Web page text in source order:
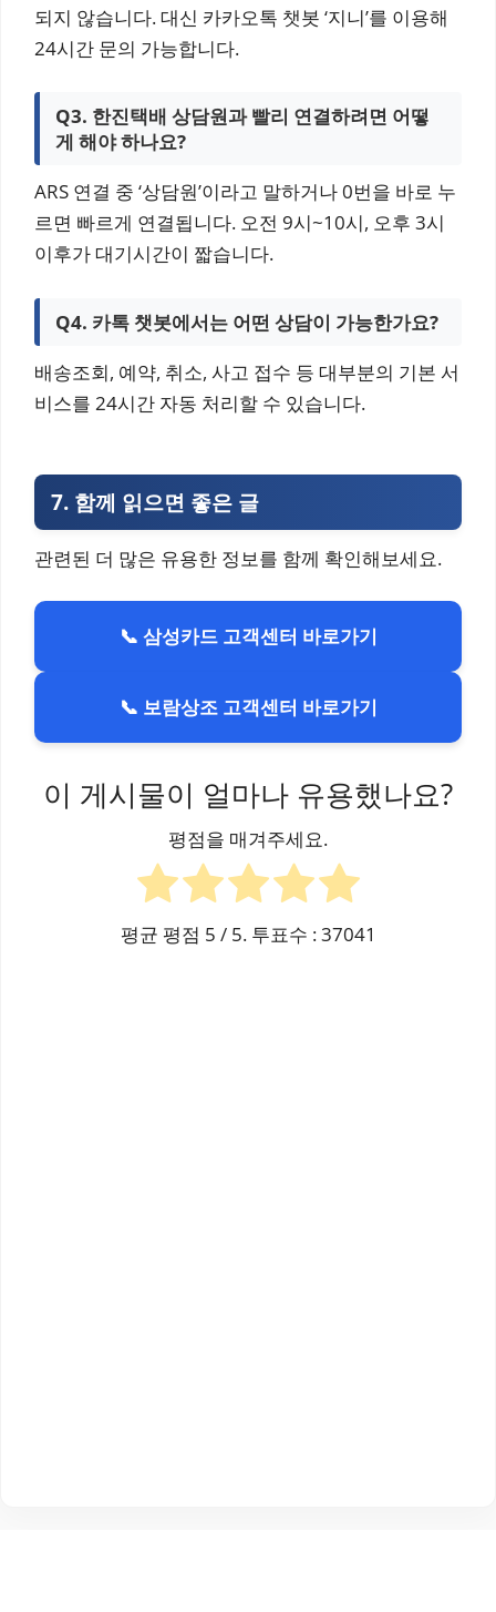
되지 않습니다. 대신 카카오톡 챗봇 ‘지니’를 이용해
24시간 문의 가능합니다.
Q3. 한진택배 상담원과 빨리 연결하려면 어떻
게 해야 하나요?
ARS 연결 중 ‘상담원’이라고 말하거나 0번을 바로 누
르면 빠르게 연결됩니다. 오전 9시~10시, 오후 3시
이후가 대기시간이 짧습니다.
Q4. 카톡 챗봇에서는 어떤 상담이 가능한가요?
배송조회, 예약, 취소, 사고 접수 등 대부분의 기본 서
비스를 24시간 자동 처리할 수 있습니다.
7. 함께 읽으면 좋은 글
관련된 더 많은 유용한 정보를 함께 확인해보세요.
📞 삼성카드 고객센터 바로가기
📞 보람상조 고객센터 바로가기
이 게시물이 얼마나 유용했나요?
평점을 매겨주세요.
평균 평점 5 / 5. 투표수 :37041